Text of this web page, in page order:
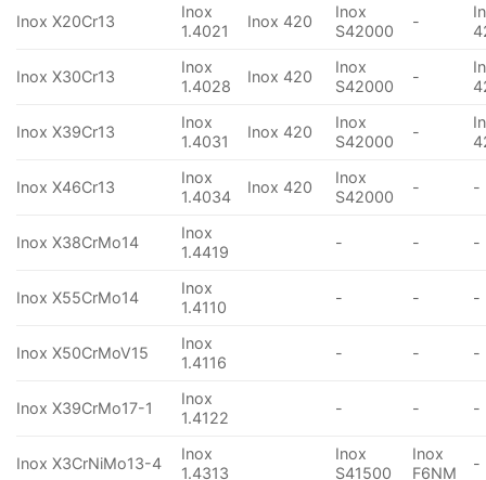
Inox X20Cr13
Inox
1.4021
Inox 420
Inox
S42000
-
Inox X30Cr13
Inox
1.4028
Inox 420
Inox
S42000
-
Inox X39Cr13
Inox
1.4031
Inox 420
Inox
S42000
-
Inox X46Cr13
Inox
1.4034
Inox 420
Inox
S42000
- -
Inox X38CrMo14
Inox
1.4419
- - -
Inox X55CrMo14
Inox
1.4110
- - -
Inox X50CrMoV15
Inox
1.4116
- - -
Inox X39CrMo17-1
Inox
1.4122
- - -
Inox X3CrNiMo13-4
Inox
1.4313
Inox
S41500
Inox
F6NM
-